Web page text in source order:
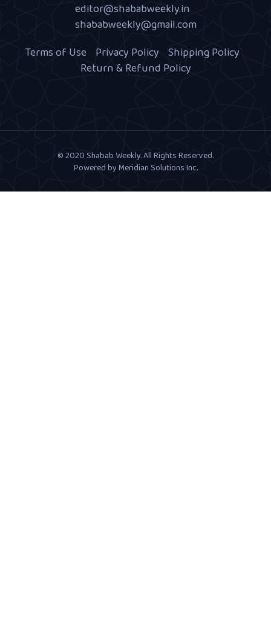
editor@shababweekly.in
shababweekly@gmail.com
Terms of Use
Privacy Policy Shipping Policy
Return & Refund Policy
© 2020 Shabab Weekly. All Rights Reserved.
Powered by Meridian Solutions Inc.